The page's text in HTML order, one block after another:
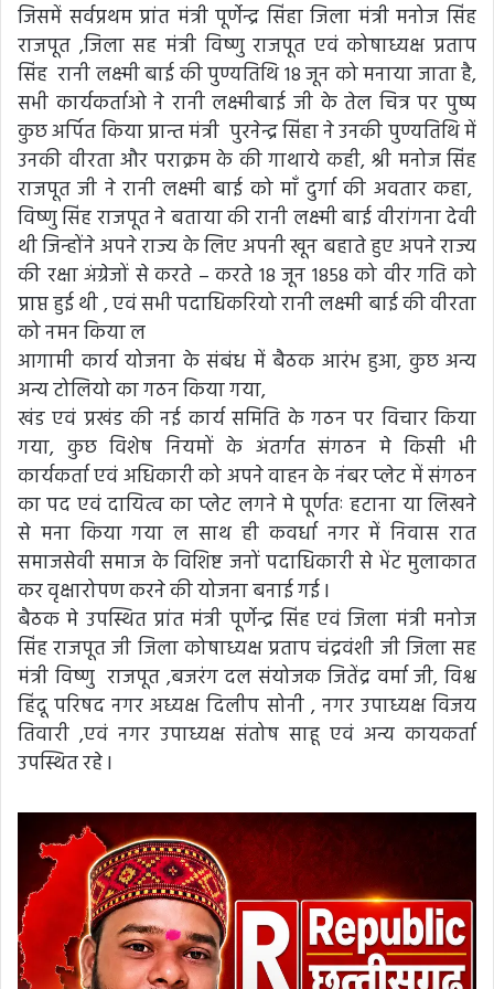
जिसमें सर्वप्रथम प्रांत मंत्री पूर्णेन्द्र सिंहा जिला मंत्री मनोज सिंह
राजपूत ,जिला सह मंत्री विष्णु राजपूत एवं कोषाध्यक्ष प्रताप
सिंह रानी लक्ष्मी बाई की पुण्यतिथि 18 जून को मनाया जाता है,
सभी कार्यकर्ताओ ने रानी लक्ष्मीबाई जी के तेल चित्र पर पुष्प
कुछ अर्पित किया प्रान्त मंत्री पुरनेन्द्र सिंहा ने उनकी पुण्यतिथि में
उनकी वीरता और पराक्रम के की गाथाये कही, श्री मनोज सिंह
राजपूत जी ने रानी लक्ष्मी बाई को माँ दुर्गा की अवतार कहा,
विष्णु सिंह राजपूत ने बताया की रानी लक्ष्मी बाई वीरांगना देवी
थी जिन्होंने अपने राज्य के लिए अपनी खून बहाते हुए अपने राज्य
की रक्षा अंग्रेजों से करते – करते 18 जून 1858 को वीर गति को
प्राप्त हुई थी , एवं सभी पदाधिकरियो रानी लक्ष्मी बाई की वीरता
को नमन किया ल
आगामी कार्य योजना के संबंध में बैठक आरंभ हुआ, कुछ अन्य
अन्य टोलियो का गठन किया गया,
खंड एवं प्रखंड की नई कार्य समिति के गठन पर विचार किया
गया, कुछ विशेष नियमों के अंतर्गत संगठन मे किसी भी
कार्यकर्ता एवं अधिकारी को अपने वाहन के नंबर प्लेट में संगठन
का पद एवं दायित्व का प्लेट लगने मे पूर्णतः हटाना या लिखने
से मना किया गया ल साथ ही कवर्धा नगर में निवास रात
समाजसेवी समाज के विशिष्ट जनों पदाधिकारी से भेंट मुलाकात
कर वृक्षारोपण करने की योजना बनाई गई l
बैठक मे उपस्थित प्रांत मंत्री पूर्णेन्द्र सिंह एवं जिला मंत्री मनोज
सिंह राजपूत जी जिला कोषाध्यक्ष प्रताप चंद्रवंशी जी जिला सह
मंत्री विष्णु राजपूत ,बजरंग दल संयोजक जितेंद्र वर्मा जी, विश्व
हिंदू परिषद नगर अध्यक्ष दिलीप सोनी , नगर उपाध्यक्ष विजय
तिवारी ,एवं नगर उपाध्यक्ष संतोष साहू एवं अन्य कायकर्ता
उपस्थित रहे l